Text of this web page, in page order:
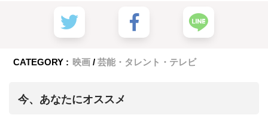
CATEGORY : 映画 芸能・タレント・テレビ
今、あなたにオススメ